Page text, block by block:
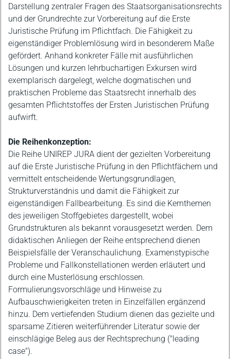
Darstellung zentraler Fragen des Staatsorganisationsrechts
und der Grundrechte zur Vorbereitung auf die Erste
Juristische Prüfung im Pflichtfach. Die Fähigkeit zu
eigenständiger Problemlösung wird in besonderem Maße
gefördert. Anhand konkreter Fälle mit ausführlichen
Lösungen und kurzen lehrbuchartigen Exkursen wird
exemplarisch dargelegt, welche dogmatischen und
praktischen Probleme das Staatsrecht innerhalb des
gesamten Pflichtstoffes der Ersten Juristischen Prüfung
aufwirft.
Die Reihenkonzeption:
Die Reihe UNIREP JURA dient der gezielten Vorbereitung
auf die Erste Juristische Prüfung in den Pflichtfächern und
vermittelt entscheidende Wertungsgrundlagen,
Strukturverständnis und damit die Fähigkeit zur
eigenständigen Fallbearbeitung. Es sind die Kernthemen
des jeweiligen Stoffgebietes dargestellt, wobei
Grundstrukturen als bekannt vorausgesetzt werden. Dem
didaktischen Anliegen der Reihe entsprechend dienen
Beispielsfälle der Veranschaulichung. Examenstypische
Probleme und Fallkonstellationen werden erläutert und
durch eine Musterlösung erschlossen.
Formulierungsvorschläge und Hinweise zu
Aufbauschwierigkeiten treten in Einzelfällen ergänzend
hinzu. Dem vertiefenden Studium dienen das gezielte und
sparsame Zitieren weiterführender Literatur sowie der
einschlägige Beleg aus der Rechtsprechung ("leading
case").